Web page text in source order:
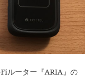
ルーター『ARIA』の